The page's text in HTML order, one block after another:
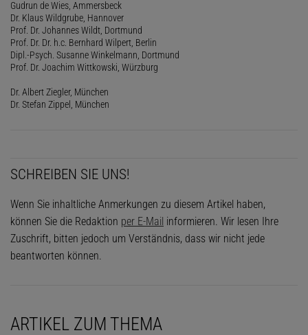
Gudrun de Wies, Ammersbeck
Dr. Klaus Wildgrube, Hannover
Prof. Dr. Johannes Wildt, Dortmund
Prof. Dr. Dr. h.c. Bernhard Wilpert, Berlin
Dipl.-Psych. Susanne Winkelmann, Dortmund
Prof. Dr. Joachim Wittkowski, Würzburg
Dr. Albert Ziegler, München
Dr. Stefan Zippel, München
SCHREIBEN SIE UNS!
Wenn Sie inhaltliche Anmerkungen zu diesem Artikel haben,
können Sie die Redaktion per E-Mail informieren. Wir lesen Ihre
Zuschrift, bitten jedoch um Verständnis, dass wir nicht jede
beantworten können.
ARTIKEL ZUM THEMA